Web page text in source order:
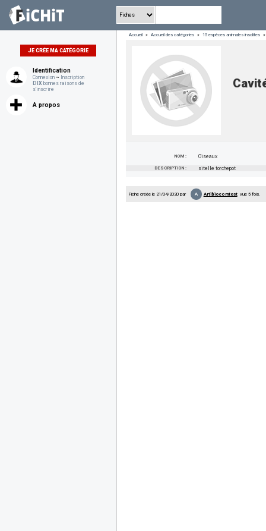
JE CRÉE MA CATÉGORIE
Identification
Connexion ~ Inscription
DIX bonnes raisons de
s'inscrire
A propos
Accueil » Accueil des catégories » 15 espèces animales insolites »
NOM : Oiseaux
DESCRIPTION : sitelle torchepot
Fiche créée le 21/04/2020 par A Artibiocomtestvue 5 fois.